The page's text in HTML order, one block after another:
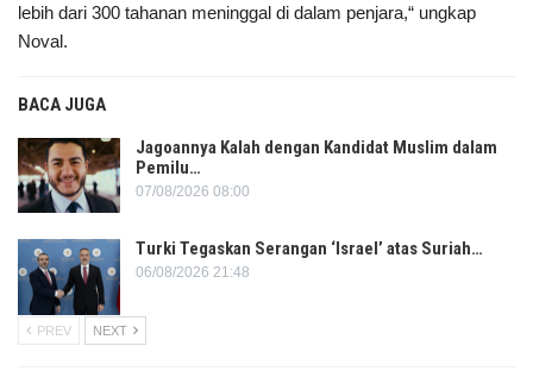
lebih dari 300 tahanan meninggal di dalam penjara,“ ungkap
Noval.
BACA JUGA
Jagoannya Kalah dengan Kandidat Muslim dalam
Pemilu…
07/08/2026 08:00
Turki Tegaskan Serangan ‘Israel’ atas Suriah…
06/08/2026 21:48
PREV NEXT